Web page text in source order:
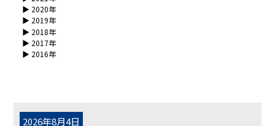
▶︎ 2020年
▶︎ 2019年
▶︎ 2018年
▶︎ 2017年
▶︎ 2016年
2026年8月4日